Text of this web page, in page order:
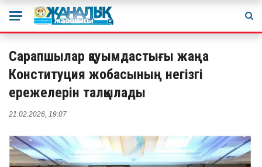
Сарапшылар қауымдастығы жаңа
Конституция жобасының негізгі
ережелерін талқылады
21.02.2026, 19:07